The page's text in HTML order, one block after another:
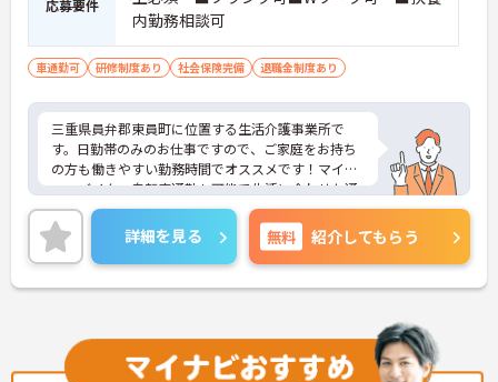
応募要件
内勤務相談可
車通勤可 研修制度あり 社会保険完備 退職金制度あり
三重県員弁郡東員町に位置する生活介護事業所で
す。日勤帯のみのお仕事ですので、ご家庭をお持ち
の方も働きやすい勤務時間でオススメです！マイカ
ー・バイク・自転車通勤も可能で生活に合わせた通
勤方法が選択できます。ご興味をお持ちの方はお気
軽にお問い合わせください。
詳細を見る 無料 紹介してもらう